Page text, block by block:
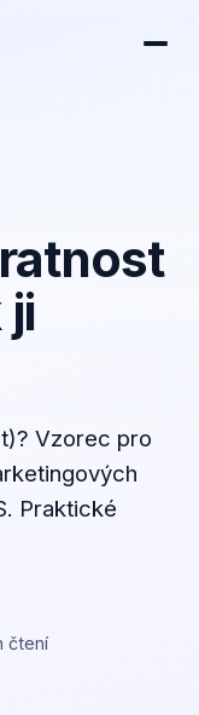
Vzorec pro
Praktické
čtení